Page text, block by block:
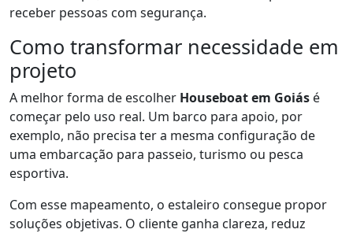
receber pessoas com segurança.
Como transformar necessidade em
projeto
A melhor forma de escolher Houseboat em Goiás é
começar pelo uso real. Um barco para apoio, por
exemplo, não precisa ter a mesma configuração de
uma embarcação para passeio, turismo ou pesca
esportiva.
Com esse mapeamento, o estaleiro consegue propor
soluções objetivas. O cliente ganha clareza, reduz